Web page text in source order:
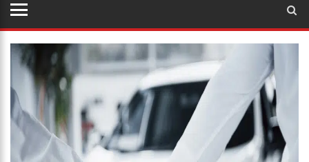
13:43 WILSON LIMA ENTREGA 68 NOVAS VIATURAS E MAIS DE 4 MIL
07:21
GRAVE EXPLOSÃO EM CLUBE DE TIRO DEIXA QUATRO VÍTIMAS
FATAIS EM MANAUS
18:42
PREÇO MÉDIO DA GASOLINA REGISTRA QUEDA E VAI A R$ 5,04 NO
PAÍS, DIZ ANP
17:36 PREFEITURA DE MANAUS RECUPERA PRAÇA DA SAUDADE E
FORTALECE PATRIMÔNIO HISTÓRICO AMAZONENSE